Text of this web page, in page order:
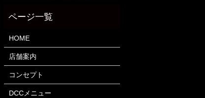
HOME
店舗案内
コンセプト
DCCメニュー